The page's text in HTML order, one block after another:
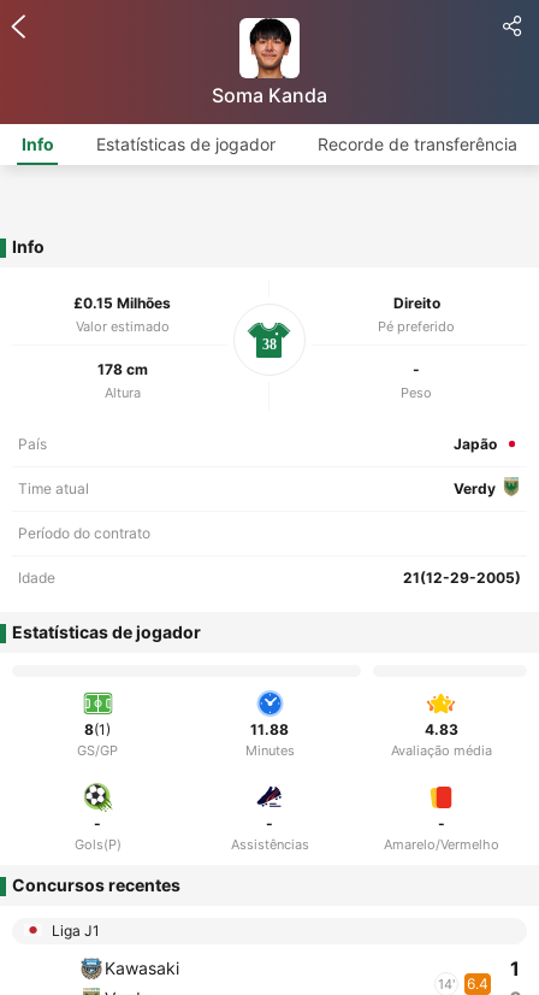
Soma Kanda
Info Estatísticas de jogador Recorde de transferência
Info
£0.15 Milhões
Valor estimado
Direito
Pé preferido
178 cm
Altura
-
Peso
38
País Japão
Time atual Verdy
Período do contrato
Idade 21(12-29-2005)
Estatísticas de jogador
8(1)
GS/GP
11.88
Minutes
4.83
Avaliação média
-
Gols(P)
-
Assistências
-
Amarelo/Vermelho
Concursos recentes
Liga J1
Kawasaki
14' 6.4
1